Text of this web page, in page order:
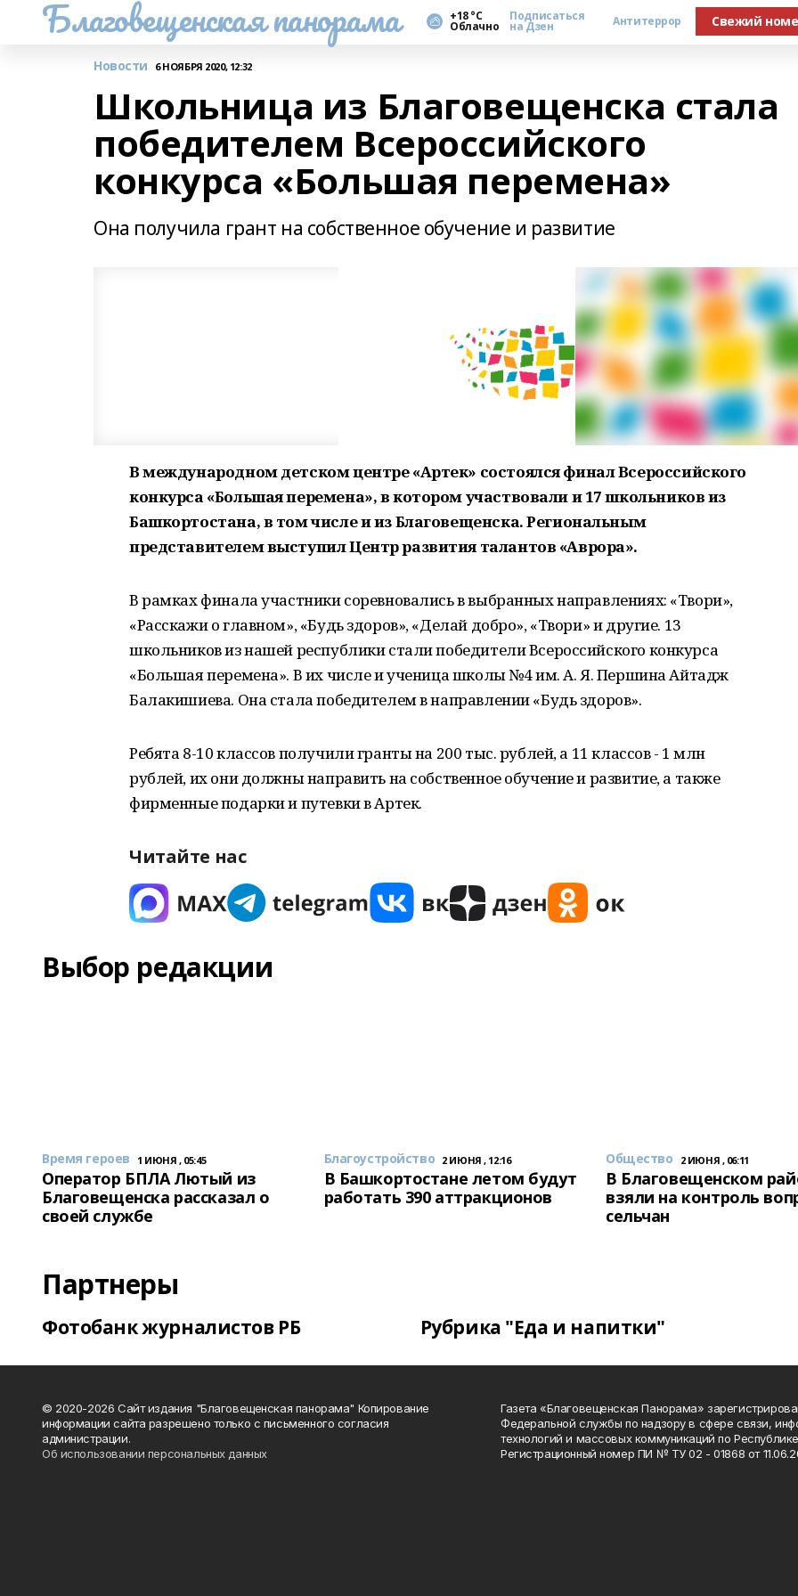
Благовещенская панорама +18 °С
Облачно
Подписаться
на Дзен Антитеррор Свежий
Новости 6 НОЯБРЯ 2020, 12:32
Школьница из Благовещенска стала
победителем Всероссийского
конкурса «Большая перемена»
Она получила грант на собственное обучение и развитие
В международном детском центре «Артек» состоялся финал Всероссийского
конкурса «Большая перемена», в котором участвовали и 17 школьников из
Башкортостана, в том числе и из Благовещенска. Региональным
представителем выступил Центр развития талантов «Аврора».
В рамках финала участники соревновались в выбранных направлениях: «Твори»,
«Расскажи о главном», «Будь здоров», «Делай добро», «Твори» и другие. 13
школьников из нашей республики стали победители Всероссийского конкурса
«Большая перемена». В их числе и ученица школы №4 им. А. Я. Першина Айтадж
Балакишиева. Она стала победителем в направлении «Будь здоров».
Ребята 8-10 классов получили гранты на 200 тыс. рублей, а 11 классов - 1 млн
рублей, их они должны направить на собственное обучение и развитие, а также
фирменные подарки и путевки в Артек.
Читайте нас
Выбор редакции
Время героев 1 ИЮНЯ , 05:45
Оператор БПЛА Лютый из
Благовещенска рассказал о
своей службе
Благоустройство 2 ИЮНЯ , 12:16
В Башкортостане летом будут
работать 390 аттракционов
Общество 2 ИЮНЯ , 06:11
В Благовещенском
взяли на контроль
сельчан
Партнеры
Фотобанк журналистов РБ Рубрика "Еда и напитки"
© 2020-2026 Сайт издания "Благовещенская панорама" Копирование
информации сайта разрешено только с письменного согласия
администрации.
Об использовании персональных данных
Газета «Благовещенская Панорама»
Федеральной службы по надзору в сфере связи,
технологий и массовых коммуникаций по
Регистрационный номер ПИ № ТУ 02 - 01868 от